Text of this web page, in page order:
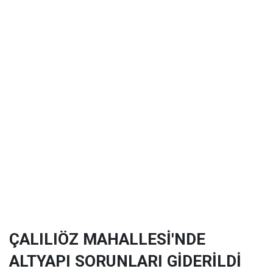
ÇALILIÖZ MAHALLESİ'NDE
ALTYAPI SORUNLARI GİDERİLDİ